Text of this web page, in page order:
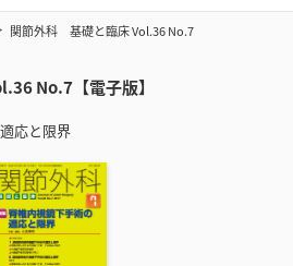
関節外科 基礎と臨床 Vol.36 No.7
No.7【電子版】
応と限界